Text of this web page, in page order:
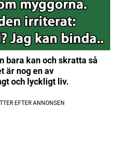
bara kan och skratta så
är nog en av
och lyckligt liv.